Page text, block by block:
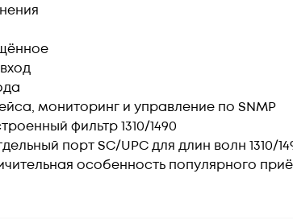
мониторинг и управление по SNMP
фильтр 1310/1490
порт SC/UPC для длин волн 1310/
особенность популярного